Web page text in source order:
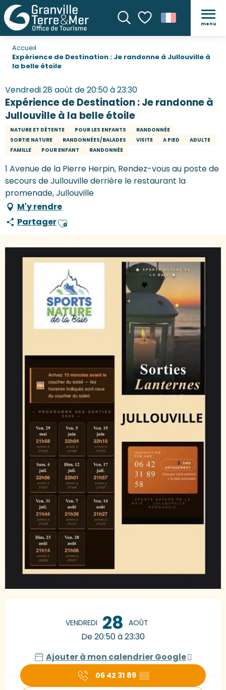
Recherche
Voir les favoris
menu
Accueil
Expérience de Destination : Je randonne à Jullouville à
la belle étoile
Vendredi 28 août de 20:50 à 23:30
Expérience de Destination : Je randonne à
Jullouville à la belle étoile
NATURE ET DÉTENTE POUR LES ENFANTS
RANDONNÉE
SORTIE NATURE
RANDONNÉES/BALADES VISITE A PIED
ADULTE
FAMILLE
POUR ENFANT RANDONNÉE
1 Avenue de la Pierre Herpin, Rendez-vous au poste de
secours de Jullouville derrière le restaurant la
promenade, Jullouville
M'y rendre
PartagerAjouter aux favoris
VENDREDI 28 AOÛT
De 20:50 à 23:30
Ajouter à mon calendrier Google
06 42 31 89 ▒▒